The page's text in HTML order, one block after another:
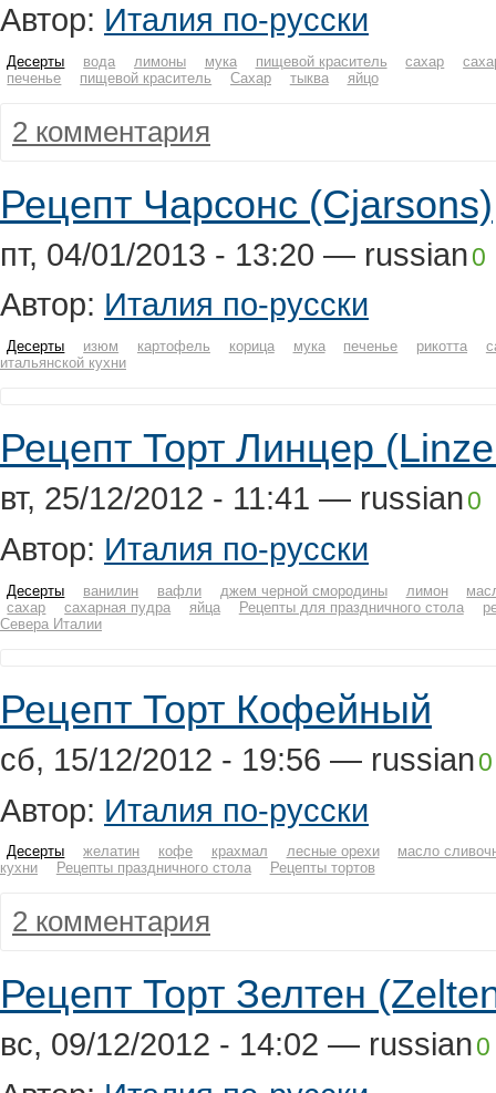
Автор: Италия по-русски
Десерты вода лимоны мука пищевой краситель сахар
печенье
пищевой краситель Сахар тыква яйцо
2 комментария
Рецепт Чарсонс (Cjarsons)
пт, 04/01/2013 - 13:20 — russian 0
Автор: Италия по-русски
Десерты изюм картофель корица мука печенье рикотта
итальянской кухни
Рецепт Торт Линцер
вт, 25/12/2012 - 11:41 — russian 0
Автор: Италия по-русски
Десерты ванилин вафли джем черной смородины лимон
сахар
сахарная пудра яйца Рецепты для праздничного стола
Севера Италии
Рецепт Торт Кофейный
сб, 15/12/2012 - 19:56 — russian 0
Автор: Италия по-русски
Десерты желатин кофе крахмал лесные орехи
масло
кухни
Рецепты праздничного стола Рецепты тортов
2 комментария
Рецепт Торт Зелтен
вс, 09/12/2012 - 14:02 — russian 0